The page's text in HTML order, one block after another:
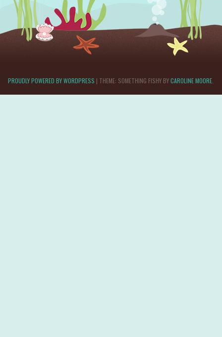
PROUDLY POWERED BY WORDPRESS | THEME: SOMETHING FISHY BYCAROLINE MOORE